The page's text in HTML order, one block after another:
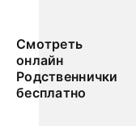
Смотреть
онлайн
Родственнички
бесплатно